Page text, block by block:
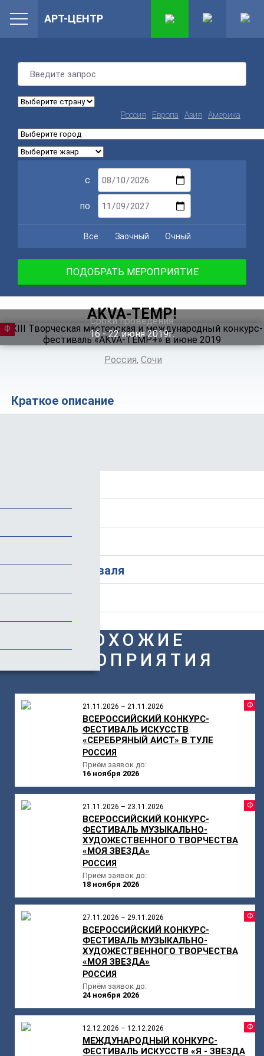
Россия Европа Азия Америка
с
по
Все Заочный Очный
ПОДОБРАТЬ МЕРОПРИЯТИЕ
AKVA-TEMP!
Сроки проведения
16 ‐ 22июня 2019г.
ФЕСТИВАЛЬ
Россия, Сочи
Краткое описание
История фестиваля
ПОХОЖИЕ
МЕРОПРИЯТИЯ
21.11.2026 – 21.11.2026
ВСЕРОССИЙСКИЙ КОНКУРС-
ФЕСТИВАЛЬ ИСКУССТВ
«СЕРЕБРЯНЫЙ АИСТ» В ТУЛЕ
РОССИЯ
Приём заявок до:
16 ноября 2026
21.11.2026 – 23.11.2026
ВСЕРОССИЙСКИЙ КОНКУРС-
ФЕСТИВАЛЬ МУЗЫКАЛЬНО-
ХУДОЖЕСТВЕННОГО ТВОРЧЕСТВА
«МОЯ ЗВЕЗДА»
РОССИЯ
Приём заявок до:
18 ноября 2026
27.11.2026 – 29.11.2026
ВСЕРОССИЙСКИЙ КОНКУРС-
ФЕСТИВАЛЬ МУЗЫКАЛЬНО-
ХУДОЖЕСТВЕННОГО ТВОРЧЕСТВА
«МОЯ ЗВЕЗДА»
РОССИЯ
Приём заявок до:
24 ноября 2026
12.12.2026 – 12.12.2026
МЕЖДУНАРОДНЫЙ КОНКУРС-
ФЕСТИВАЛЬ ИСКУССТВ «Я - ЗВЕЗДА
АРТ-ЦЕНТР